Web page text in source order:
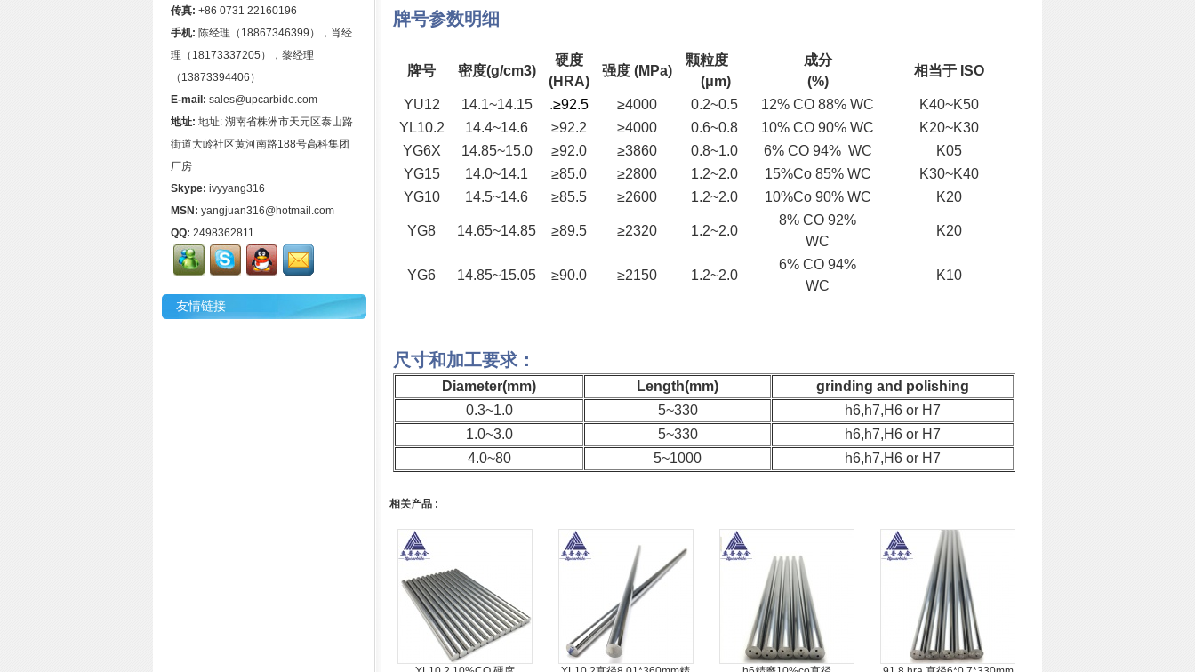
传真: +86 0731 22160196
手机: 陈经理（18867346399），肖经
理（18173337205），黎经理
（13873394406）
E-mail: sales@upcarbide.com
地址: 地址: 湖南省株洲市天元区泰山路
街道大岭社区黄河南路188号高科集团
厂房
Skype: ivyyang316
MSN: yangjuan316@hotmail.com
QQ: 2498362811
友情链接
牌号参数明细
牌号 密度(g/cm3)
硬度
(HRA)
强度 (MPa)
颗粒度
(μm)
成分
(%)
相当于 ISO
YU12 14.1~14.15 .≥92.5 ≥4000 0.2~0.5 12% CO 88% WC
K40~K50
YL10.2
14.4~14.6 ≥92.2 ≥4000 0.6~0.8 10% CO 90% WC
K20~K30
YG6X
14.85~15.0 ≥92.0 ≥3860 0.8~1.0 6% CO 94% WC
K05
YG15
14.0~14.1 ≥85.0 ≥2800 1.2~2.0 15%Co 85% WC
K30~K40
YG10
14.5~14.6 ≥85.5 ≥2600 1.2~2.0 10%Co 90% WC K20
YG8 14.65~14.85 ≥89.5 ≥2320 1.2~2.0
8% CO 92%
WC
K20
YG6 14.85~15.05 ≥90.0 ≥2150 1.2~2.0
6% CO 94%
WC
K10
尺寸和加工要求：
Diameter(mm) Length(mm)
grinding and polishing
0.3~1.0
5~330
h6,h7,H6 or H7
1.0~3.0
5~330
h6,h7,H6 or H7
4.0~80
5~1000 h6,h7,H6 or H7
相关产品 :